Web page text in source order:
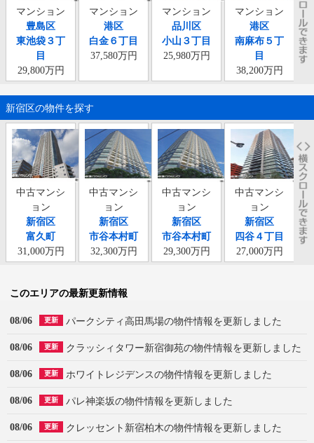
マンション
豊島区
東池袋３丁
目
29,800万円
マンション
港区
白金６丁目
37,580万円
マンション
品川区
小山３丁目
25,980万円
マンション
港区
南麻布５丁
目
38,200万円
新宿区の物件を探す
中古マンシ
ョン
新宿区
富久町
31,000万円
中古マンシ
ョン
新宿区
市谷本村町
32,300万円
中古マンシ
ョン
新宿区
市谷本村町
29,300万円
中古マンシ
ョン
新宿区
四谷４丁目
27,000万円
このエリアの最新更新情報
08/06 更新 パークシティ高田馬場の物件情報を更新しました
08/06 更新 クラッシィタワー新宿御苑の物件情報を更新しました
08/06 更新 ホワイトレジデンスの物件情報を更新しました
08/06 更新 パレ神楽坂の物件情報を更新しました
08/06 更新 クレッセント新宿柏木の物件情報を更新しました